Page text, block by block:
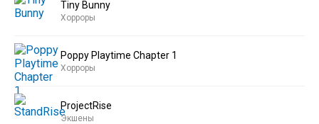
Tiny Bunny
Хорроры
Poppy Playtime Chapter 1
Хорроры
ProjectRise
Экшены